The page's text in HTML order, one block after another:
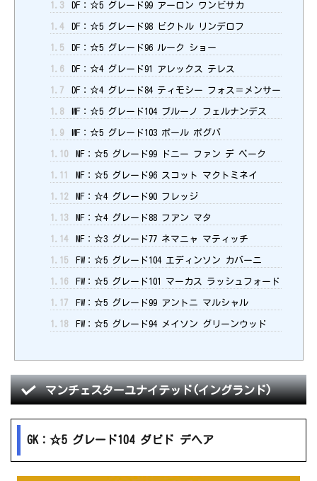
1.3 DF：☆5 グレード99 アーロン ワンビサカ
1.4 DF：☆5 グレード98 ビクトル リンデロフ
1.5 DF：☆5 グレード96 ルーク ショー
1.6 DF：☆4 グレード91 アレックス テレス
1.7 DF：☆4 グレード84 ティモシー フォス＝メンサー
1.8 MF：☆5 グレード104 ブルーノ フェルナンデス
1.9 MF：☆5 グレード103 ポール ポグバ
1.10 MF：☆5 グレード99 ドニー ファン デ ベーク
1.11 MF：☆5 グレード96 スコット マクトミネイ
1.12 MF：☆4 グレード90 フレッジ
1.13 MF：☆4 グレード88 フアン マタ
1.14 MF：☆3 グレード77 ネマニャ マティッチ
1.15 FW：☆5 グレード104 エディンソン カバーニ
1.16 FW：☆5 グレード101 マーカス ラッシュフォード
1.17 FW：☆5 グレード99 アントニ マルシャル
1.18 FW：☆5 グレード94 メイソン グリーンウッド
マンチェスターユナイテッド(イングランド)
GK：☆5 グレード104 ダビド デヘア